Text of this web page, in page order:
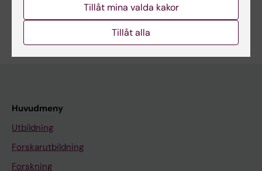
Är du Saskia Tommos?
Huvudmeny
Utbildning
Forskarutbildning
Forskning
Tillåt mina valda kakor
Tillåt alla